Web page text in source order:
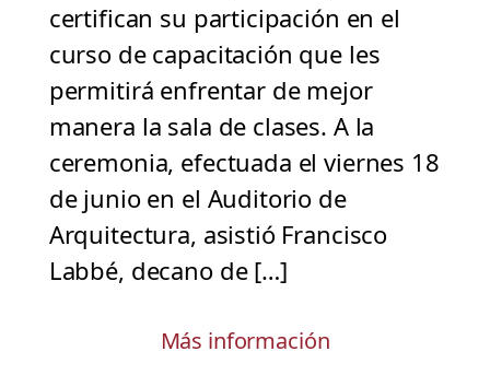
certifican su participación en el
curso de capacitación que les
permitirá enfrentar de mejor
manera la sala de clases. A la
ceremonia, efectuada el viernes 18
de junio en el Auditorio de
Arquitectura, asistió Francisco
Labbé, decano de […]
Más información